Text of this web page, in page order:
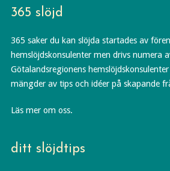
365 slöjd
365 saker du kan slöjda startades av
hemslöjdskonsulenter men drivs numera
Götalandsregionens
mängder av tips och idéer på skapande
Läs mer om oss.
ditt slöjdtips